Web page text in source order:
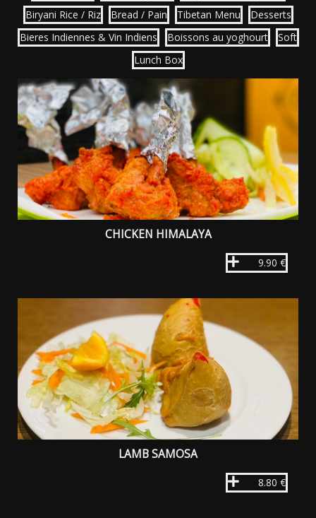
Biryani Rice / Riz
Bread / Pain Tibetan Menu
Desserts
Bieres Indiennes & Vin Indiens
Boissons au yoghourt
Soft
Lunch Box
CHICKEN HIMALAYA
9.90 €
LAMB SAMOSA
8.80 €